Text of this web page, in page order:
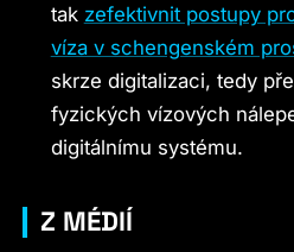
tak zefektivnit postupy
víza v schengenském
skrze digitalizaci, tedy
fyzických vízových
digitálnímu systému.​​​​​​​
Z MÉDIÍ